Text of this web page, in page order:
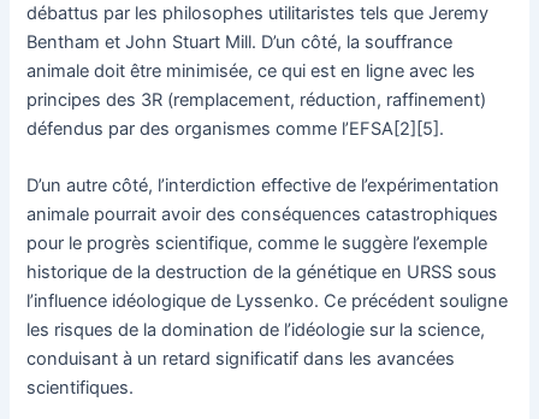
débattus par les philosophes utilitaristes tels que Jeremy
Bentham et John Stuart Mill. D’un côté, la souffrance
animale doit être minimisée, ce qui est en ligne avec les
principes des 3R (remplacement, réduction, raffinement)
défendus par des organismes comme l’EFSA[2][5].
D’un autre côté, l’interdiction effective de l’expérimentation
animale pourrait avoir des conséquences catastrophiques
pour le progrès scientifique, comme le suggère l’exemple
historique de la destruction de la génétique en URSS sous
l’influence idéologique de Lyssenko. Ce précédent souligne
les risques de la domination de l’idéologie sur la science,
conduisant à un retard significatif dans les avancées
scientifiques.